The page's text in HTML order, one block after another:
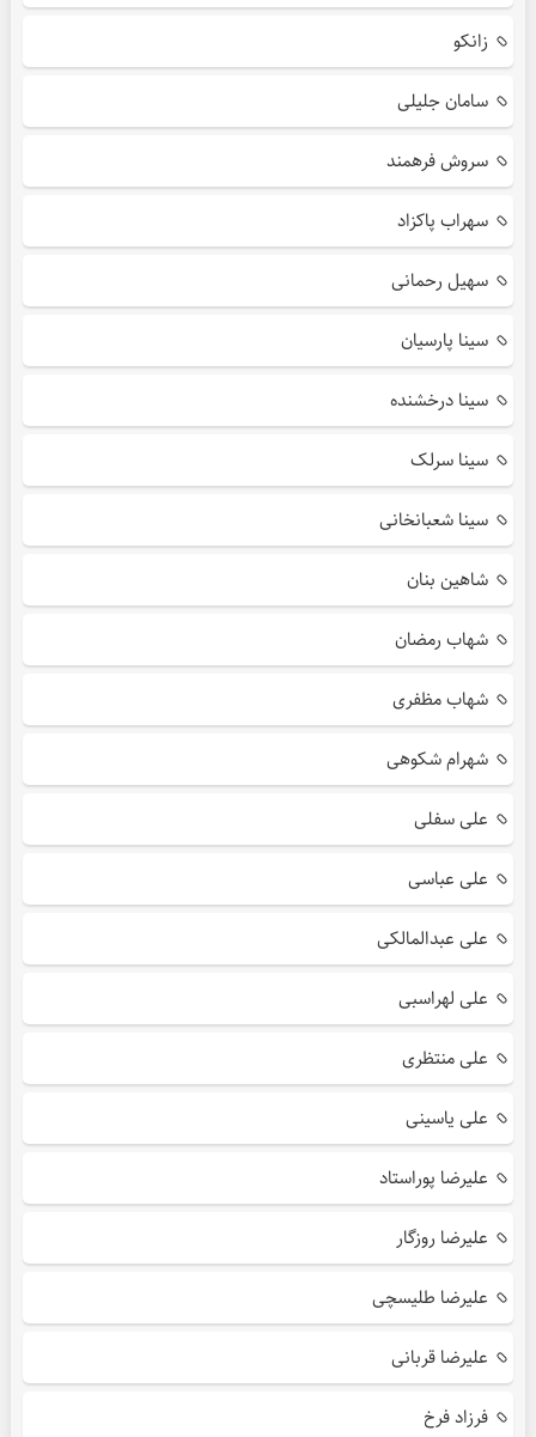
زانکو
سامان جلیلی
سروش فرهمند
سهراب پاکزاد
سهیل رحمانی
سینا پارسیان
سینا درخشنده
سینا سرلک
سینا شعبانخانی
شاهین بنان
شهاب رمضان
شهاب مظفری
شهرام شکوهی
علی سفلی
علی عباسی
علی عبدالمالکی
علی لهراسبی
علی منتظری
علی یاسینی
علیرضا پوراستاد
علیرضا روزگار
علیرضا طلیسچی
علیرضا قربانی
فرزاد فرخ